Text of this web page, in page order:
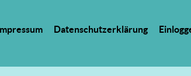
Datenschutzerklärung